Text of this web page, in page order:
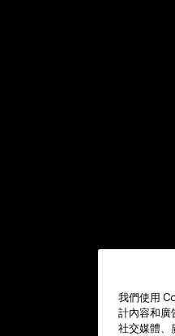
我們使用
計內容和廣
社交媒體、